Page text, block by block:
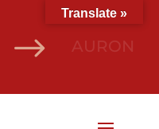
$ AURON
Translate »